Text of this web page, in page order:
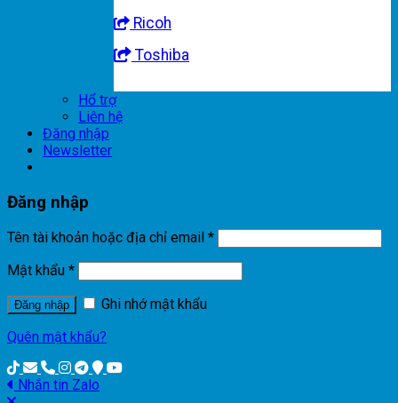
Ricoh
Toshiba
Hổ trợ
Liên hệ
Đăng nhập
Newsletter
Đăng nhập
Tên tài khoản hoặc địa chỉ email *
Mật khẩu *
Đăng nhập
Ghi nhớ mật khẩu
Quên mật khẩu?
Nhắn tin Zalo